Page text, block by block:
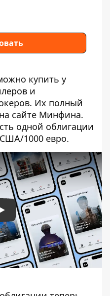
купить у
и
Их полный
на сайте Минфина.
одной облигации
США/1000 евро.
Play